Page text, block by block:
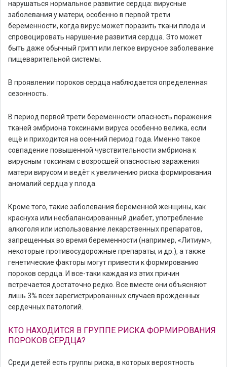
нарушаться нормальное развитие сердца: вирусные
заболевания у матери, особенно в первой трети
беременности, когда вирус может поразить ткани плода и
спровоцировать нарушение развития сердца. Это может
быть даже обычный грипп или легкое вирусное заболевание
пищеварительной системы.
В проявлении пороков сердца наблюдается определенная
сезонность.
В период первой трети беременности опасность поражения
тканей эмбриона токсинами вируса особенно велика, если
ещё и приходится на осенний период года. Именно такое
совпадение повышенной чувствительности эмбриона к
вирусным токсинам с возросшей опасностью заражения
матери вирусом и ведёт к увеличению риска формирования
аномалий сердца у плода.
Кроме того, такие заболевания беременной женщины, как
краснуха или несбалансированный диабет, употребление
алкоголя или использование лекарственных препаратов,
запрещенных во время беременности (например, «Литиум»,
некоторые противосудорожные препараты, и др.), а также
генетические факторы могут привести к формированию
пороков сердца. И все-таки каждая из этих причин
встречается достаточно редко. Все вместе они объясняют
лишь 3% всех зарегистрированных случаев врожденных
сердечных патологий.
КТО НАХОДИТСЯ В ГРУППЕ РИСКА ФОРМИРОВАНИЯ
ПОРОКОВ СЕРДЦА?
Среди детей есть группы риска, в которых вероятность